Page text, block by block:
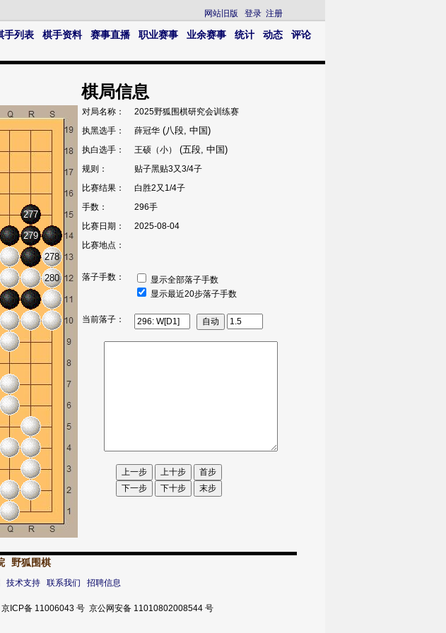
网站旧版 登录 注册
手列表 棋手资料 赛事直播 职业赛事 业余赛事 统计 动态
评论
277
278
279
280
棋局信息
对局名称：
2025野狐围棋研究会训练赛
执黑选手：
薛冠华 (八段, 中国)
执白选手： 王硕（小） (五段, 中国)
规则：
贴子黑贴3又3/4子
比赛结果：
白胜2又1/4子
手数：
296手
比赛日期：
2025-08-04
比赛地点：
落子手数：
显示全部落子手数
显示最近20步落子手数
当前落子：
野狐围棋
技术支持 联系我们 招聘信息
ICP备 11006043 号 京公网安备 11010802008544 号